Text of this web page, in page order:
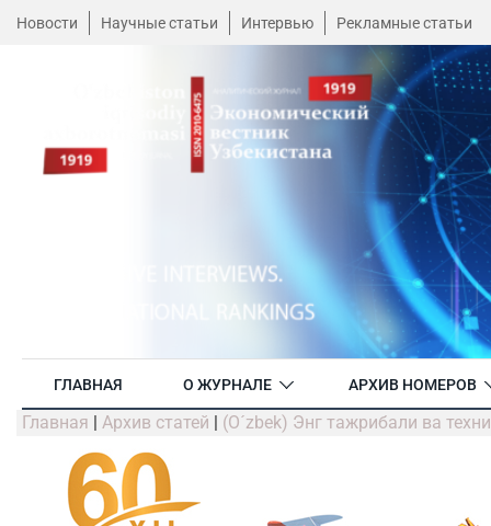
Новости Научные статьи Интервью Рекламные статьи
ГЛАВНАЯ О ЖУРНАЛЕ АРХИВ НОМЕРОВ
Главная | Архив статей | (O´zbek) Энг тажрибали ва